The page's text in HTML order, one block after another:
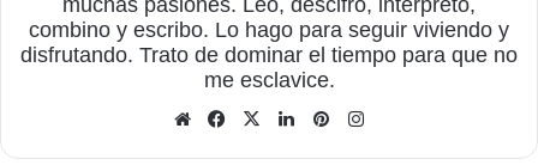
muchas pasiones. Leo, descifro, interpreto,
combino y escribo. Lo hago para seguir viviendo y
disfrutando. Trato de dominar el tiempo para que no
me esclavice.
Sitio
Facebook
X LinkedInPinterest